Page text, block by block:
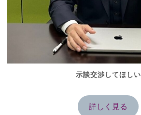
示談交渉してほしい
詳しく見る